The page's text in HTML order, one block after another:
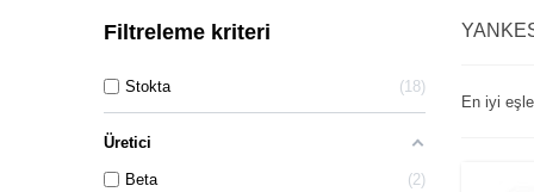
Filtreleme kriteri
Stokta 18
Üretici
Beta
2
En iyi